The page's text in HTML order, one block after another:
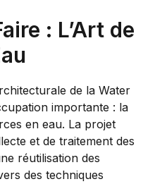
: L’Art de
de la Water
importante : la
en eau. La projet
et de traitement des
réutilisation des
des techniques